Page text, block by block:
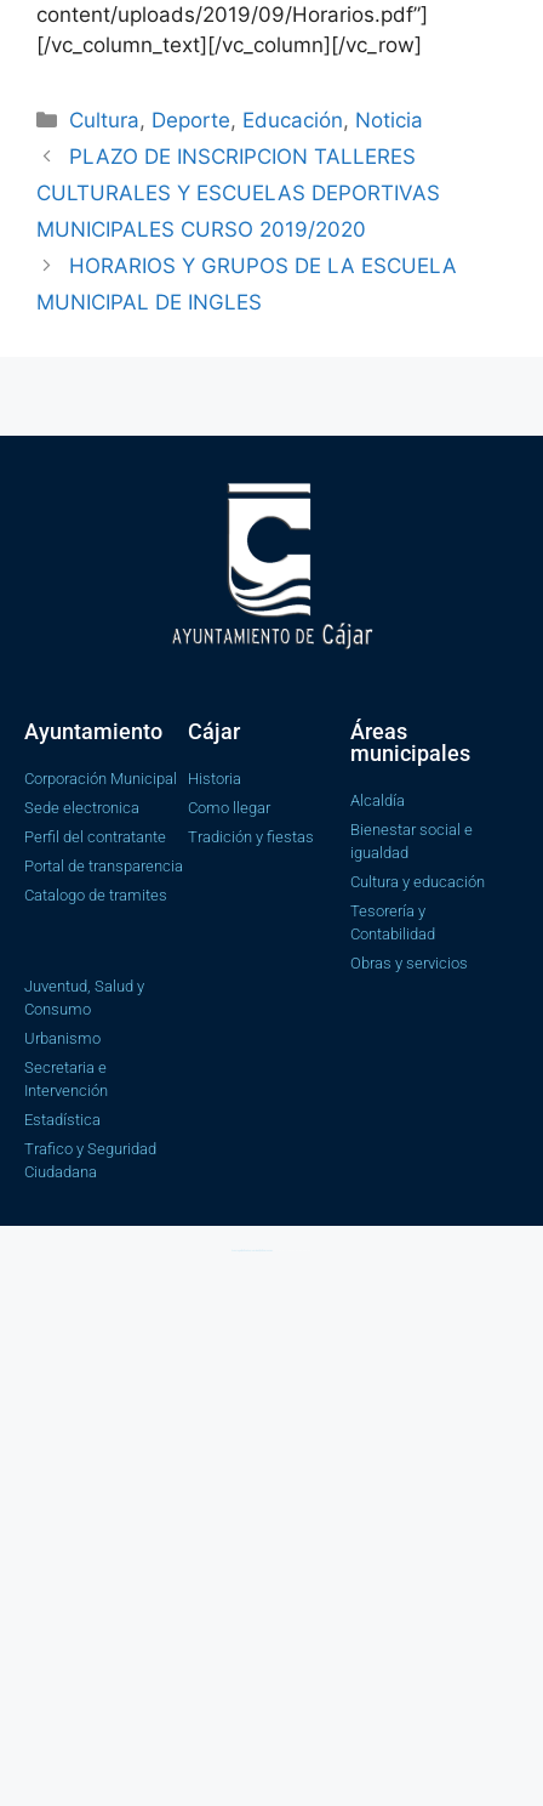
content/uploads/2019/09/Horarios.pdf”]
[/vc_column_text][/vc_column][/vc_row]
Cultura, Deporte, Educación, Noticia
PLAZO DE INSCRIPCION TALLERES
CULTURALES Y ESCUELAS DEPORTIVAS
MUNICIPALES CURSO 2019/2020
HORARIOS Y GRUPOS DE LA ESCUELA
MUNICIPAL DE INGLES
Ayuntamiento
Corporación Municipal
Sede electronica
Perfil del contratante
Portal de transparencia
Catalogo de tramites
Cájar
Historia
Como llegar
Tradición y fiestas
Áreas
municipales
Alcaldía
Bienestar social e
igualdad
Cultura y educación
Tesorería y
Contabilidad
Obras y servicios
Juventud, Salud y
Consumo
Urbanismo
Secretaria e
Intervención
Estadística
Trafico y Seguridad
Ciudadana